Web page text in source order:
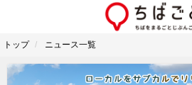
トップ ニュース一覧